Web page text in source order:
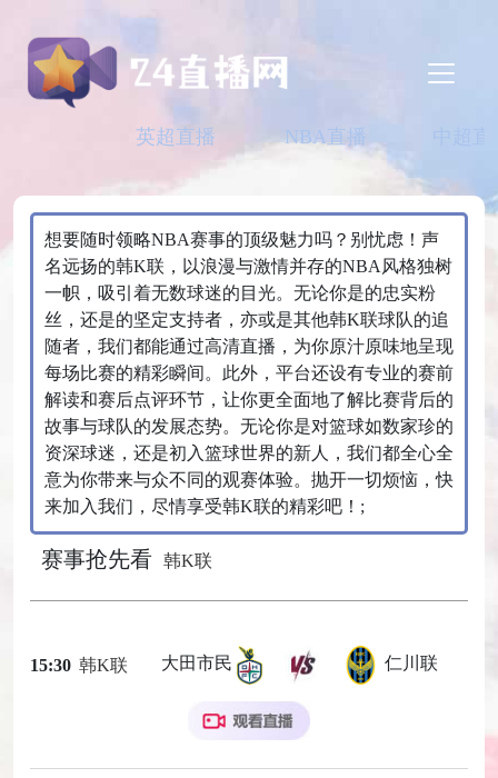
英超直播 NBA直播
想要随时领略NBA赛事的顶级魅力吗？别忧虑！声
名远扬的韩K联，以浪漫与激情并存的NBA风格独树
一帜，吸引着无数球迷的目光。无论你是的忠实粉
丝，还是的坚定支持者，亦或是其他韩K联球队的追
随者，我们都能通过高清直播，为你原汁原味地呈现
每场比赛的精彩瞬间。此外，平台还设有专业的赛前
解读和赛后点评环节，让你更全面地了解比赛背后的
故事与球队的发展态势。无论你是对篮球如数家珍的
资深球迷，还是初入篮球世界的新人，我们都全心全
意为你带来与众不同的观赛体验。抛开一切烦恼，快
来加入我们，尽情享受韩K联的精彩吧！;
赛事抢先看 韩K联
15:30 韩K联 大田市民 仁川联